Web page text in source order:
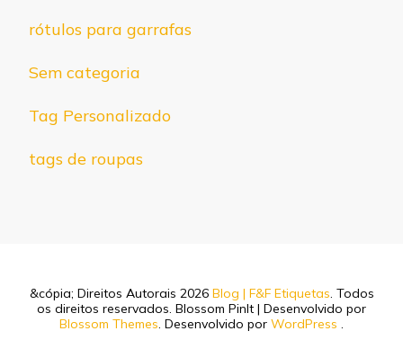
rótulos para garrafas
Sem categoria
Tag Personalizado
tags de roupas
&cópia; Direitos Autorais 2026 Blog | F&F Etiquetas. Todos
os direitos reservados. Blossom PinIt | Desenvolvido por
Blossom Themes. Desenvolvido por WordPress .